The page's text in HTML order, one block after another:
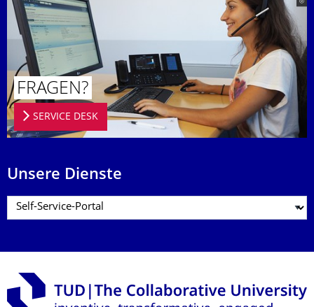
FRAGEN?
SERVICE DESK
Unsere Dienste